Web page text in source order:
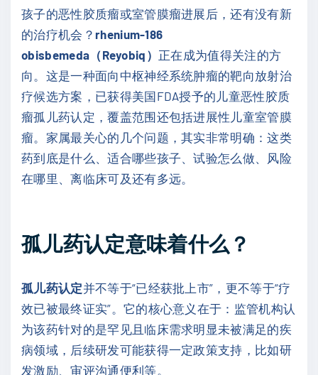
孩子的恶性胶质瘤或室管膜瘤进展后，还有没有新
的治疗机会？ rhenium-186
obisbemeda（Reyobiq） 正在成为值得关注的方
向。这是一种面向中枢神经系统肿瘤的靶向放射治
疗候选方案，已获得美国FDA授予的儿童恶性胶质
瘤孤儿药认定，覆盖范围还包括进展性儿童室管膜
瘤。家属最关心的几个问题，其实非常明确：这类
药到底是什么、适合哪些孩子、试验怎么做、风险
在哪里、离临床可及还有多远。
孤儿药认定意味着什么？
孤儿药认定并不等于“已经获批上市”，更不等于“疗
效已被最终证实”。它的核心意义在于：监管机构认
为该药针对的是罕见且临床需求明显未被满足的疾
病领域，后续研发可能获得一定政策支持，比如研
发激励、审评沟通便利等。